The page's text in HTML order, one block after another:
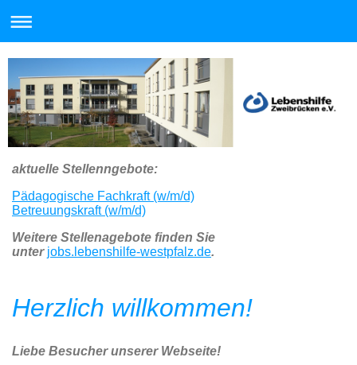
aktuelle Stellenngebote:
Pädagogische Fachkraft (w/m/d)
Betreuungskraft (w/m/d)
Weitere Stellenagebote finden Sie
unter jobs.lebenshilfe-westpfalz.de.
Herzlich willkommen!
Liebe Besucher unserer Webseite!